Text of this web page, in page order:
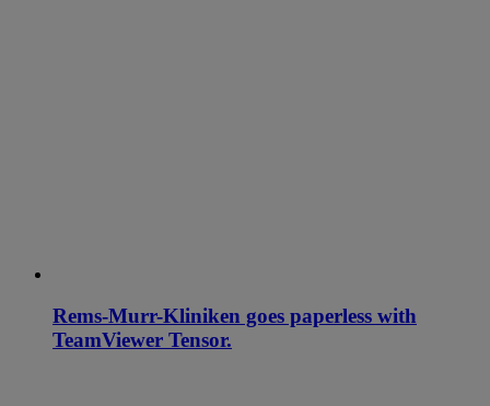
Rems-Murr-Kliniken goes paperless with
TeamViewer Tensor.